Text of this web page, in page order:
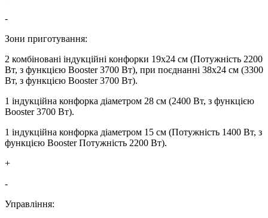
-
Зони приготування:
2 комбіновані індукційні конфорки 19x24 см (Потужність 2200
Вт, з функцією Booster 3700 Вт), при поєднанні 38x24 см (3300
Вт, з функцією Booster 3700 Вт).
1 індукційна конфорка діаметром 28 см (2400 Вт, з функцією
Booster 3700 Вт).
1 індукційна конфорка діаметром 15 см (Потужність 1400 Вт, з
функцією Booster Потужність 2200 Вт).
+
-
Управління: